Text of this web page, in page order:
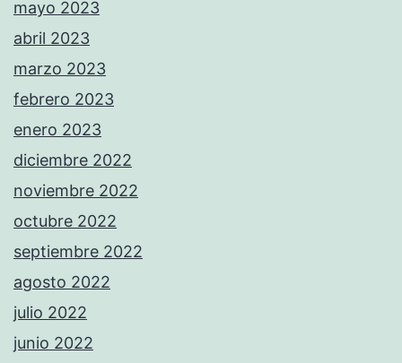
mayo 2023
abril 2023
marzo 2023
febrero 2023
enero 2023
diciembre 2022
noviembre 2022
octubre 2022
septiembre 2022
agosto 2022
julio 2022
junio 2022